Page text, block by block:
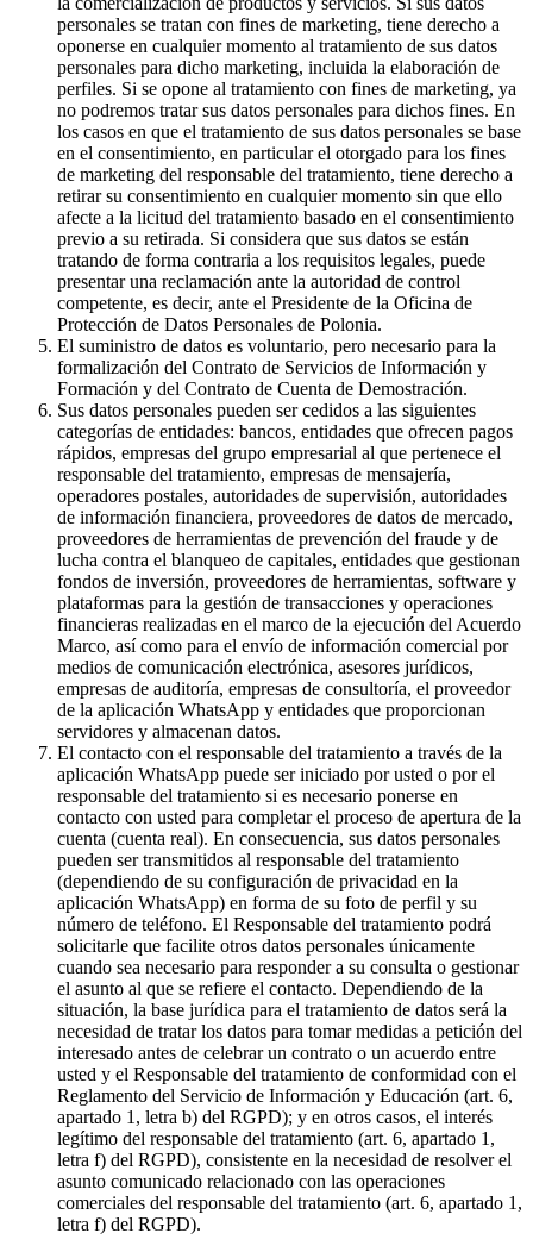
personales se tratan con fines de marketing, tiene derecho a
oponerse en cualquier momento al tratamiento de sus datos
personales para dicho marketing, incluida la elaboración de
perfiles. Si se opone al tratamiento con fines de marketing, ya
no podremos tratar sus datos personales para dichos fines. En
los casos en que el tratamiento de sus datos personales se base
en el consentimiento, en particular el otorgado para los fines
de marketing del responsable del tratamiento, tiene derecho a
retirar su consentimiento en cualquier momento sin que ello
afecte a la licitud del tratamiento basado en el consentimiento
previo a su retirada. Si considera que sus datos se están
tratando de forma contraria a los requisitos legales, puede
presentar una reclamación ante la autoridad de control
competente, es decir, ante el Presidente de la Oficina de
Protección de Datos Personales de Polonia.
El suministro de datos es voluntario, pero necesario para la
formalización del Contrato de Servicios de Información y
Formación y del Contrato de Cuenta de Demostración.
Sus datos personales pueden ser cedidos a las siguientes
categorías de entidades: bancos, entidades que ofrecen pagos
rápidos, empresas del grupo empresarial al que pertenece el
responsable del tratamiento, empresas de mensajería,
operadores postales, autoridades de supervisión, autoridades
de información financiera, proveedores de datos de mercado,
proveedores de herramientas de prevención del fraude y de
lucha contra el blanqueo de capitales, entidades que gestionan
fondos de inversión, proveedores de herramientas, software y
plataformas para la gestión de transacciones y operaciones
financieras realizadas en el marco de la ejecución del Acuerdo
Marco, así como para el envío de información comercial por
medios de comunicación electrónica, asesores jurídicos,
empresas de auditoría, empresas de consultoría, el proveedor
de la aplicación WhatsApp y entidades que proporcionan
servidores y almacenan datos.
El contacto con el responsable del tratamiento a través de la
aplicación WhatsApp puede ser iniciado por usted o por el
responsable del tratamiento si es necesario ponerse en
contacto con usted para completar el proceso de apertura de la
cuenta (cuenta real). En consecuencia, sus datos personales
pueden ser transmitidos al responsable del tratamiento
(dependiendo de su configuración de privacidad en la
aplicación WhatsApp) en forma de su foto de perfil y su
número de teléfono. El Responsable del tratamiento podrá
solicitarle que facilite otros datos personales únicamente
cuando sea necesario para responder a su consulta o gestionar
el asunto al que se refiere el contacto. Dependiendo de la
situación, la base jurídica para el tratamiento de datos será la
necesidad de tratar los datos para tomar medidas a petición del
interesado antes de celebrar un contrato o un acuerdo entre
usted y el Responsable del tratamiento de conformidad con el
Reglamento del Servicio de Información y Educación (art. 6,
apartado 1, letra b) del RGPD); y en otros casos, el interés
legítimo del responsable del tratamiento (art. 6, apartado 1,
letra f) del RGPD), consistente en la necesidad de resolver el
asunto comunicado relacionado con las operaciones
comerciales del responsable del tratamiento (art. 6, apartado 1,
letra f) del RGPD).